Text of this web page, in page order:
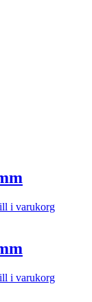
i varukorg
i varukorg